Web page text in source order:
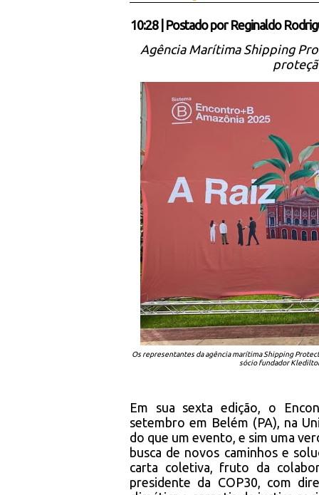
10:28| Postado por Reginaldo
Agência Marítima Shipping
Os representantes da agência marítima Shipping
sócio fundador
Em sua sexta edição, o
setembro em Belém (PA), na
do que um evento, e sim uma
busca de novos caminhos e
carta coletiva, fruto da
presidente da COP30, com